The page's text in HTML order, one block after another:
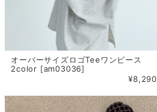
オーバーサイズロゴTeeワンピース
2color [am03036]
¥8,290